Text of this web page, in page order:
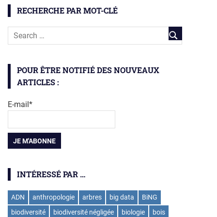
RECHERCHE PAR MOT-CLÉ
POUR ÊTRE NOTIFIÉ DES NOUVEAUX
ARTICLES :
E-mail*
INTÉRESSÉ PAR …
ADN anthropologie arbres big data
BiNG
biodiversité
biodiversité négligée biologie bois